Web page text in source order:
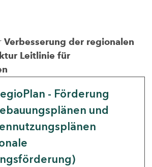
Verbesserung der regionalen
Leitlinie für
- Förderung
und